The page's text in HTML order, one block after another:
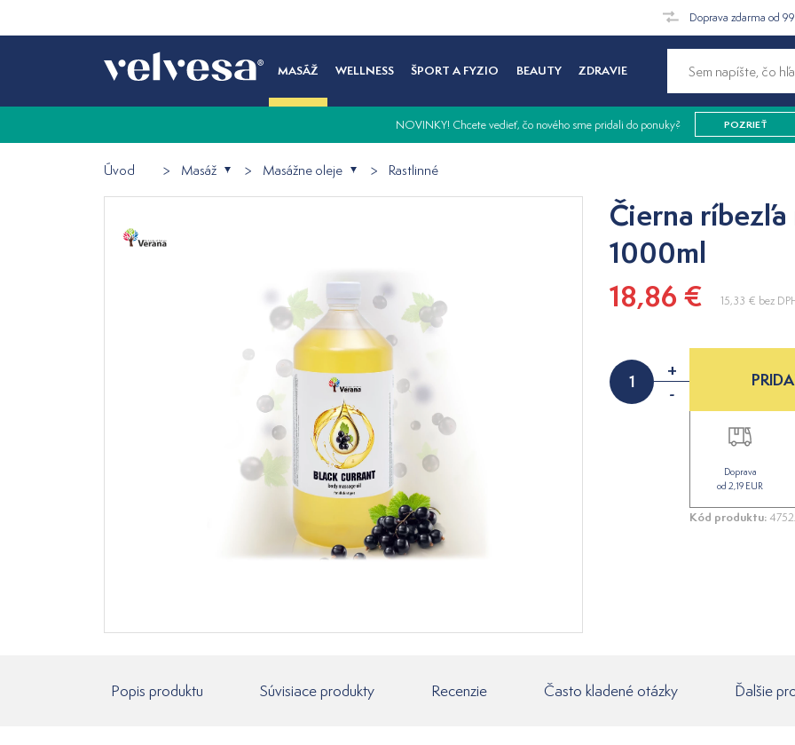
Doprava zdarma od
MASÁŽ WELLNESS ŠPORT A FYZIO BEAUTY ZDRAVIE
NOVINKY! Chcete vedieť, čo nového sme pridali do ponuky? POZRIEŤ
Úvod Masáž Masážne oleje Rastlinné
Čierna
1000ml
18,86 €
15,33 € bez
+
-
Doprava
od 2,19 EUR
Kód produktu:
Popis produktu Súvisiace produkty Recenzie Často kladené otázky Ďalšie